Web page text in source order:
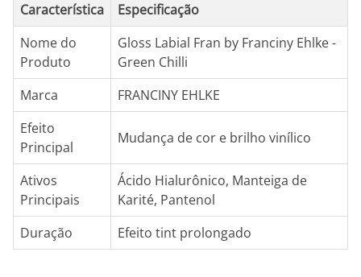
Característica
Especificação
Nome do
Produto
Gloss Labial Fran by Franciny Ehlke -
Green Chilli
Marca
FRANCINY EHLKE
Efeito
Principal
Mudança de cor e brilho vinílico
Ativos
Principais
Ácido Hialurônico, Manteiga de
Karité, Pantenol
Duração
Efeito tint prolongado